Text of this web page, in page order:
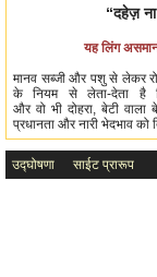
“दहेज़
यह लिंग
मानव सब्जी और पशु से लेकर
के नियम से लेता-देता है
और वो भी दोहरा, बेटी
प्रधानता और नारी भेदभाव को
उद्घोषणा साईट प्रारूप